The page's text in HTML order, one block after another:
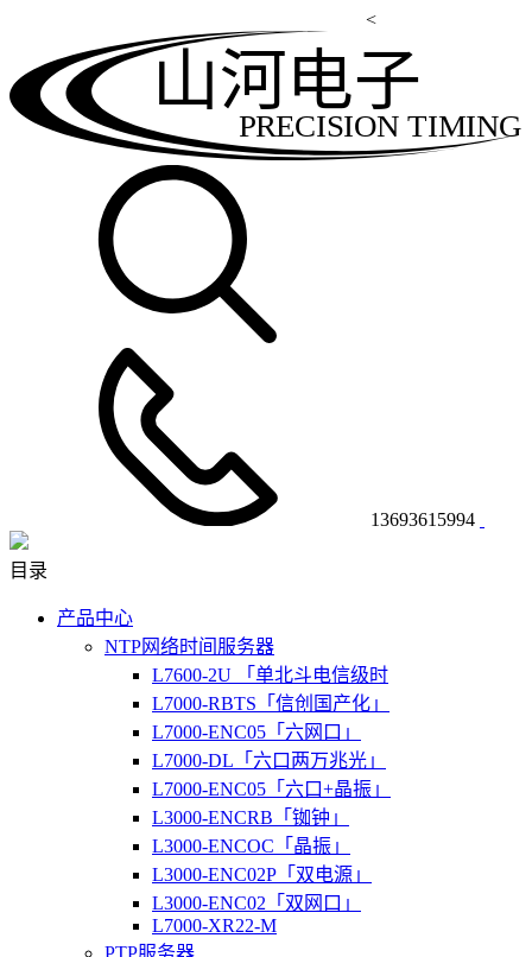
<
PRECISION TIMING
山河电子
13693615994
目录
产品中心
NTP网络时间服务器
L7600-2U 「单北斗电信级时
L7000-RBTS「信创国产化」
L7000-ENC05「六网口」
L7000-DL「六口两万兆光」
L7000-ENC05「六口+晶振」
L3000-ENCRB「铷钟」
L3000-ENCOC「晶振」
L3000-ENC02P「双电源」
L3000-ENC02「双网口」
L7000-XR22-M
PTP服务器